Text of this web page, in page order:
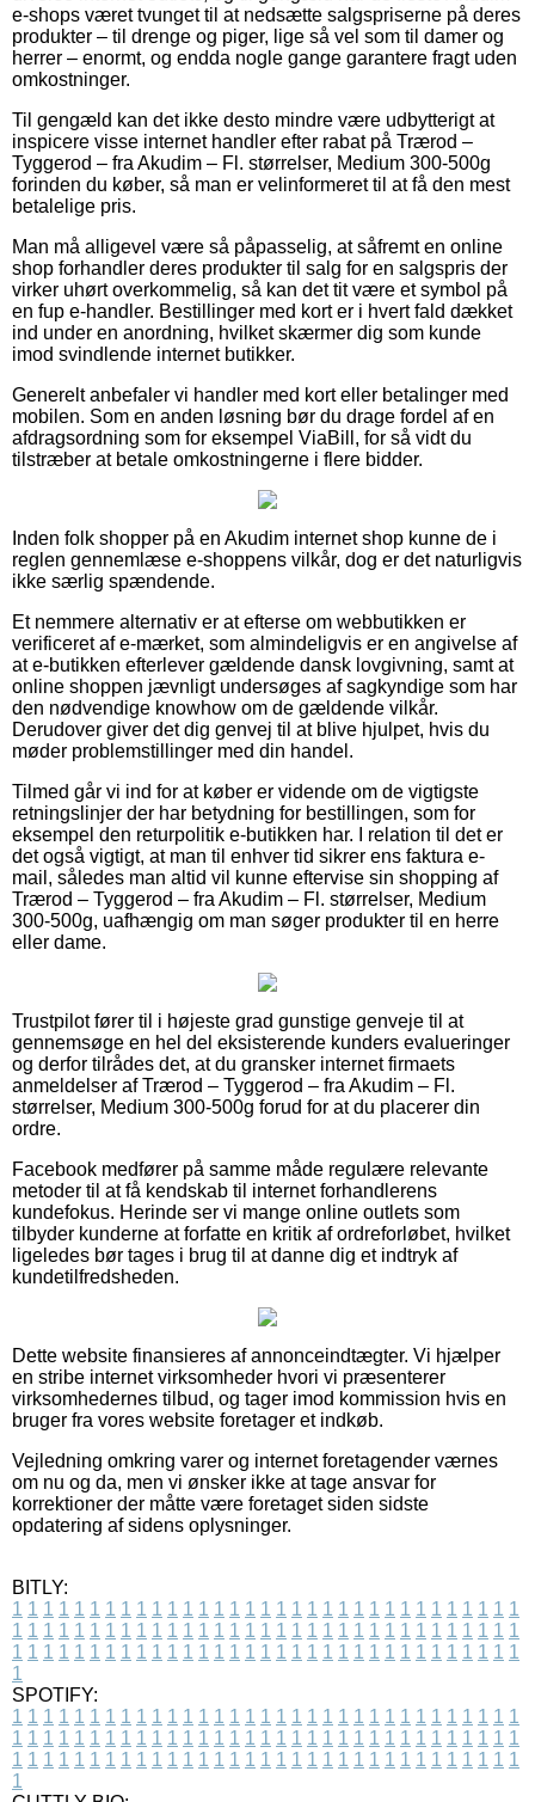
e-shops været tvunget til at nedsætte salgspriserne på deres
produkter – til drenge og piger, lige så vel som til damer og
herrer – enormt, og endda nogle gange garantere fragt uden
omkostninger.
Til gengæld kan det ikke desto mindre være udbytterigt at
inspicere visse internet handler efter rabat på Trærod –
Tyggerod – fra Akudim – Fl. størrelser, Medium 300-500g
forinden du køber, så man er velinformeret til at få den mest
betalelige pris.
Man må alligevel være så påpasselig, at såfremt en online
shop forhandler deres produkter til salg for en salgspris der
virker uhørt overkommelig, så kan det tit være et symbol på
en fup e-handler. Bestillinger med kort er i hvert fald dækket
ind under en anordning, hvilket skærmer dig som kunde
imod svindlende internet butikker.
Generelt anbefaler vi handler med kort eller betalinger med
mobilen. Som en anden løsning bør du drage fordel af en
afdragsordning som for eksempel ViaBill, for så vidt du
tilstræber at betale omkostningerne i flere bidder.
Inden folk shopper på en Akudim internet shop kunne de i
reglen gennemlæse e-shoppens vilkår, dog er det naturligvis
ikke særlig spændende.
Et nemmere alternativ er at efterse om webbutikken er
verificeret af e-mærket, som almindeligvis er en angivelse af
at e-butikken efterlever gældende dansk lovgivning, samt at
online shoppen jævnligt undersøges af sagkyndige som har
den nødvendige knowhow om de gældende vilkår.
Derudover giver det dig genvej til at blive hjulpet, hvis du
møder problemstillinger med din handel.
Tilmed går vi ind for at køber er vidende om de vigtigste
retningslinjer der har betydning for bestillingen, som for
eksempel den returpolitik e-butikken har. I relation til det er
det også vigtigt, at man til enhver tid sikrer ens faktura e-
mail, således man altid vil kunne eftervise sin shopping af
Trærod – Tyggerod – fra Akudim – Fl. størrelser, Medium
300-500g, uafhængig om man søger produkter til en herre
eller dame.
Trustpilot fører til i højeste grad gunstige genveje til at
gennemsøge en hel del eksisterende kunders evalueringer
og derfor tilrådes det, at du gransker internet firmaets
anmeldelser af Trærod – Tyggerod – fra Akudim – Fl.
størrelser, Medium 300-500g forud for at du placerer din
ordre.
Facebook medfører på samme måde regulære relevante
metoder til at få kendskab til internet forhandlerens
kundefokus. Herinde ser vi mange online outlets som
tilbyder kunderne at forfatte en kritik af ordreforløbet, hvilket
ligeledes bør tages i brug til at danne dig et indtryk af
kundetilfredsheden.
Dette website finansieres af annonceindtægter. Vi hjælper
en stribe internet virksomheder hvori vi præsenterer
virksomhedernes tilbud, og tager imod kommission hvis en
bruger fra vores website foretager et indkøb.
Vejledning omkring varer og internet foretagender værnes
om nu og da, men vi ønsker ikke at tage ansvar for
korrektioner der måtte være foretaget siden sidste
opdatering af sidens oplysninger.
BITLY:
1 1 1 1 1 1 1 1 1 1 1 1 1 1 1 1 1 1 1 1 1 1 1 1 1 1 1 1 1 1 1 1 1
1 1 1 1 1 1 1 1 1 1 1 1 1 1 1 1 1 1 1 1 1 1 1 1 1 1 1 1 1 1 1 1 1
1 1 1 1 1 1 1 1 1 1 1 1 1 1 1 1 1 1 1 1 1 1 1 1 1 1 1 1 1 1 1 1 1
1
SPOTIFY:
1 1 1 1 1 1 1 1 1 1 1 1 1 1 1 1 1 1 1 1 1 1 1 1 1 1 1 1 1 1 1 1 1
1 1 1 1 1 1 1 1 1 1 1 1 1 1 1 1 1 1 1 1 1 1 1 1 1 1 1 1 1 1 1 1 1
1 1 1 1 1 1 1 1 1 1 1 1 1 1 1 1 1 1 1 1 1 1 1 1 1 1 1 1 1 1 1 1 1
1